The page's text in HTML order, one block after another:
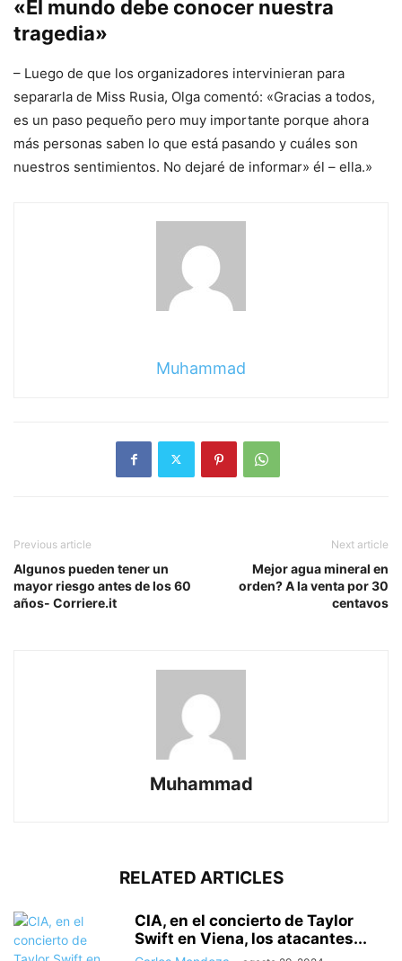
«El mundo debe conocer nuestra
tragedia»
– Luego de que los organizadores intervinieran para
separarla de Miss Rusia, Olga comentó: «Gracias a todos,
es un paso pequeño pero muy importante porque ahora
más personas saben lo que está pasando y cuáles son
nuestros sentimientos. No dejaré de informar» él – ella.»
Muhammad
Previous article
Algunos pueden tener un
mayor riesgo antes de los 60
años- Corriere.it
Next article
Mejor agua mineral en
orden? A la venta por 30
centavos
Muhammad
RELATED ARTICLES
CIA, en el concierto de Taylor
Swift en Viena, los atacantes...